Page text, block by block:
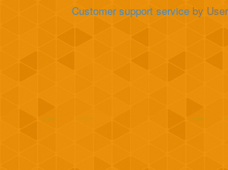
Customer support serviceby